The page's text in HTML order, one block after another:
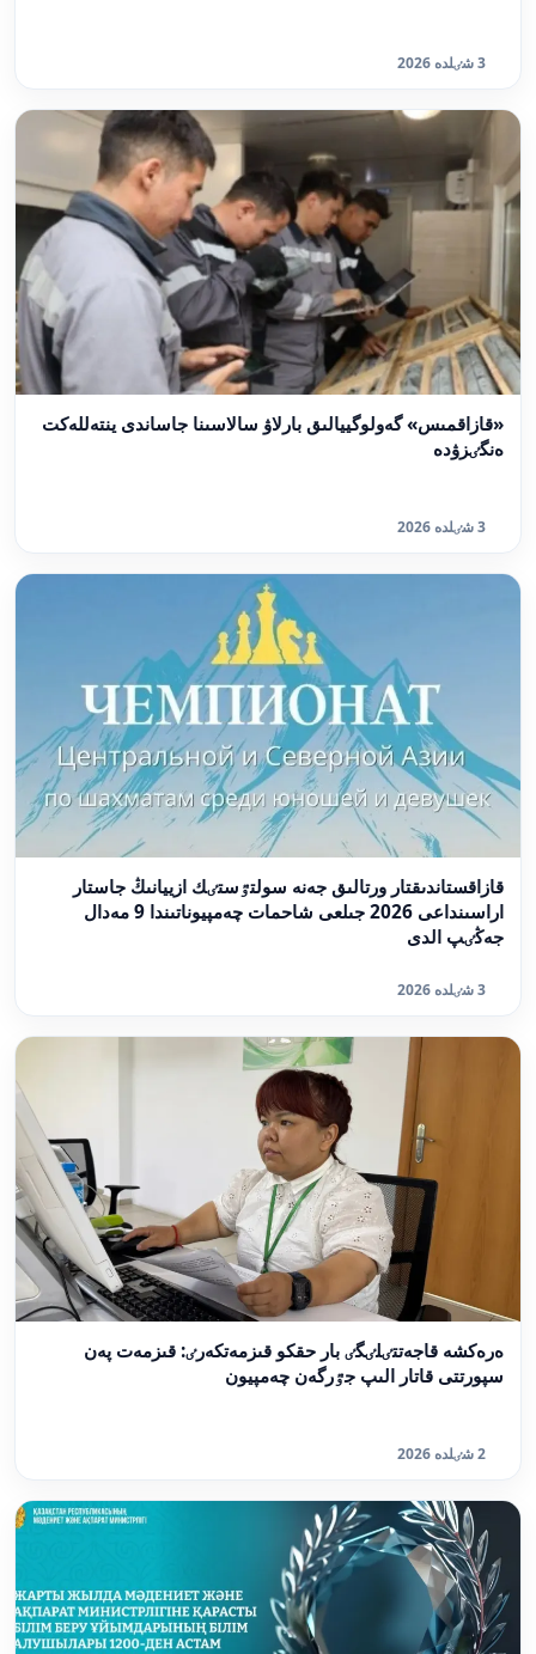
3 شٸلدە 2026
«قازاقمىس» گەولوگييالىق بارلاۋ سالاسىنا جاساندى ينتەللەكت
ەنگٸزۋدە
3 شٸلدە 2026
قازاقستاندىقتار ورتالىق جەنە سولتٷستٸك ازييانىڭ جاستار
اراسىنداعى 2026 جىلعى شاحمات چەمپيوناتىندا 9 مەدال
جەڭٸپ الدى
3 شٸلدە 2026
ەرەكشە قاجەتتٸلٸگٸ بار حقكو قىزمەتكەرٸ: قىزمەت پەن
سپورتتى قاتار الىپ جٷرگەن چەمپيون
2 شٸلدە 2026